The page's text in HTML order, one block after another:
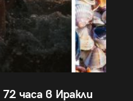
часа в Иракли